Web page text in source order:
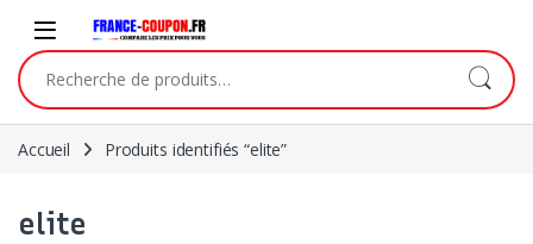
Recherche pour :
Accueil Produits identifiés “elite”
elite